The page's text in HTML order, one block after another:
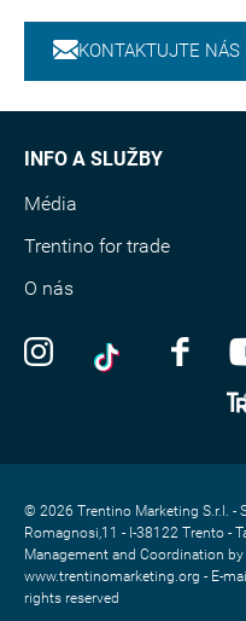
KONTAKTUJTE
INFO A SLUŽBY
Média
Trentino for trade
O nás
© 2026 Trentino Marketing S.r.l. -
Romagnosi,11 - I-38122 Trento -
Management and Coordination
www.trentinomarketing.org - E-
rights reserved